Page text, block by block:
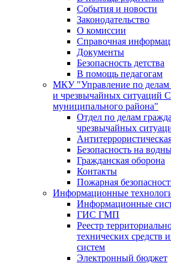
События и новости
Законодательство
О комиссии
Справочная
Документы
Безопасность детства
В помощь педагогам
МКУ "Управление по делам
и чрезвычайных ситуаций
муниципального района"
Отдел по делам
чрезвычайных
Безопасность на
Гражданская оборона
Контакты
Пожарная
Информационные
Информационные
ГИС ГМП
Реестр
технических
систем
Электронный бюджет